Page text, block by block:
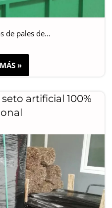
de pales de…
»
artificial 100%